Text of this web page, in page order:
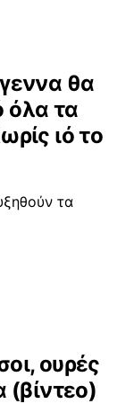
θα
όλα τα
ιό το
τα
ουρές
(βίντεο)